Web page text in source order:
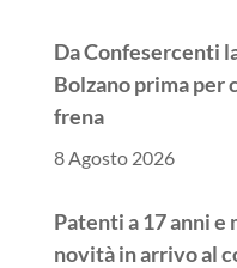
Da Confesercenti
Bolzano prima per
frena
8 Agosto 2026
Patenti a 17 anni
novità in arrivo al